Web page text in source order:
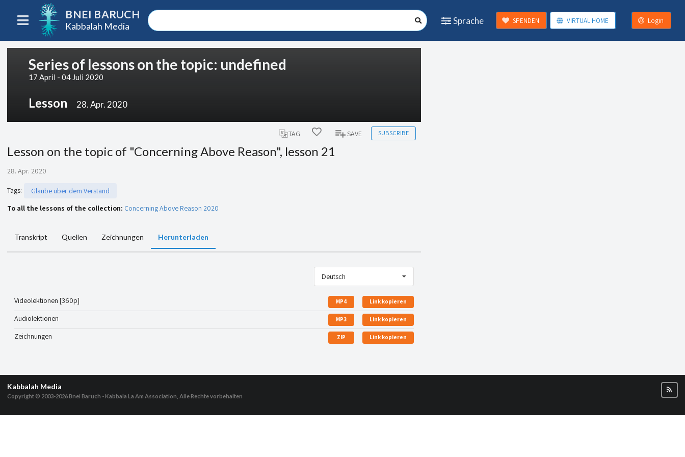
BNEI BARUCH
Kabbalah Media
Sprache SPENDEN VIRTUAL HOME Login
Series of lessons on the topic: undefined
17 April - 04 Juli 2020
Lesson 28. Apr. 2020
TAG SAVE SUBSCRIBE
Lesson on the topic of "Concerning Above Reason", lesson 21
28. Apr. 2020
Tags:
Glaube über dem Verstand
To all the lessons of the collection: Concerning Above Reason 2020
Transkript Quellen Zeichnungen Herunterladen
Deutsch
Videolektionen [360p] MP4 Link kopieren
Audiolektionen MP3 Link kopieren
Zeichnungen ZIP Link kopieren
Kabbalah Media
Copyright © 2003-2026Bnei Baruch - Kabbala La Am Association, Alle Rechte vorbehalten